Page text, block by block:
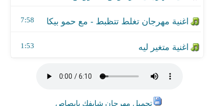
7:58
1:53
تحميل مهرجان شايفك يابصاص